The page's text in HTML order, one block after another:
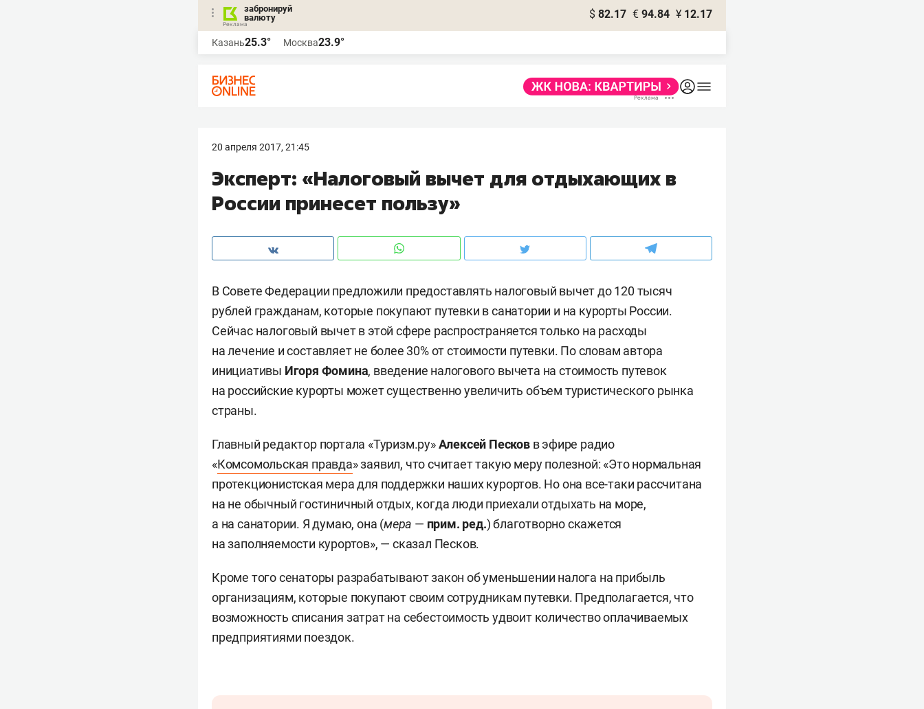
забронируй
валюту
$ 82.17 € 94.84 ¥ 12.17
Казань25.3° Москва23.9°
20 апреля 2017, 21:45
Эксперт: «Налоговый вычет для отдыхающих в
России принесет пользу»
В Совете Федерации предложили предоставлять налоговый вычет до 120 тысяч
рублей гражданам, которые покупают путевки в санатории и на курорты России.
Сейчас налоговый вычет в этой сфере распространяется только на расходы
на лечение и составляет не более 30% от стоимости путевки. По словам автора
инициативы Игоря Фомина, введение налогового вычета на стоимость путевок
на российские курорты может существенно увеличить объем туристического рынка
страны.
Главный редактор портала «Туризм.ру»Алексей Песковв эфире радио
«Комсомольская правда» заявил, что считает такую меру полезной: «Это нормальная
протекционистская мера для поддержки наших курортов. Но она все-таки рассчитана
на не обычный гостиничный отдых, когда люди приехали отдыхать на море,
а на санатории. Я думаю, она (мера — прим. ред.) благотворно скажется
на заполняемости курортов», — сказал Песков.
Кроме того сенаторы разрабатывают закон об уменьшении налога на прибыль
организациям, которые покупают своим сотрудникам путевки. Предполагается, что
возможность списания затрат на себестоимость удвоит количество оплачиваемых
предприятиями поездок.